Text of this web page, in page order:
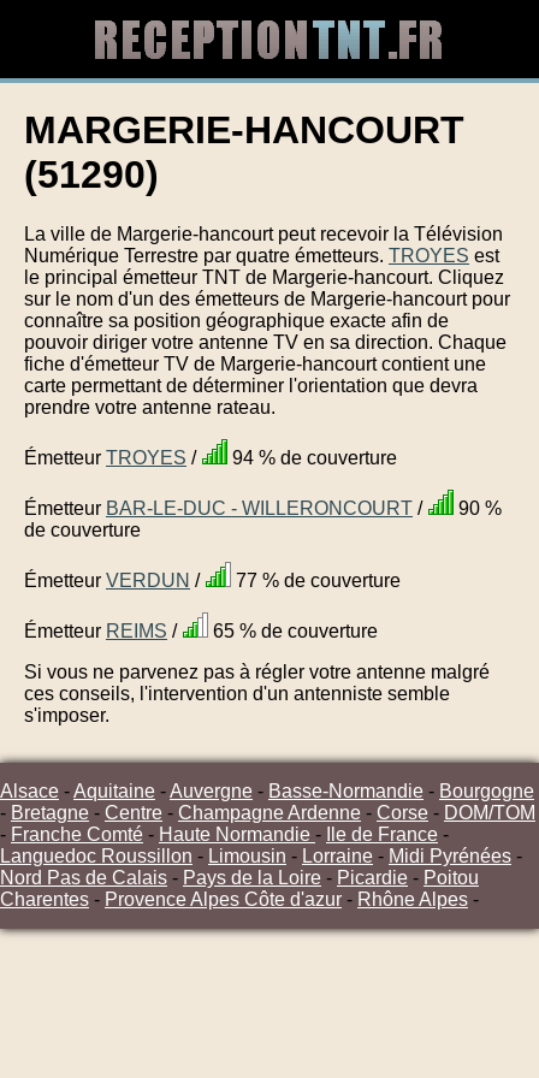
MARGERIE-HANCOURT
(51290)
La ville de Margerie-hancourt peut recevoir la Télévision
Numérique Terrestre par quatre émetteurs. TROYES est
le principal émetteur TNT de Margerie-hancourt. Cliquez
sur le nom d'un des émetteurs de Margerie-hancourt pour
connaître sa position géographique exacte afin de
pouvoir diriger votre antenne TV en sa direction. Chaque
fiche d'émetteur TV de Margerie-hancourt contient une
carte permettant de déterminer l'orientation que devra
prendre votre antenne rateau.
Émetteur TROYES / 94 % de couverture
Émetteur BAR-LE-DUC - WILLERONCOURT /
90 %
de couverture
Émetteur VERDUN / 77 % de couverture
Émetteur REIMS /
65 % de couverture
Si vous ne parvenez pas à régler votre antenne malgré
ces conseils, l'intervention d'un antenniste semble
s'imposer.
Alsace -Aquitaine -Auvergne - Basse-Normandie - Bourgogne
- Bretagne - Centre - Champagne Ardenne - Corse - DOM/TOM
- Franche Comté - Haute Normandie - Ile de France -
Languedoc Roussillon - Limousin - Lorraine - Midi Pyrénées -
Nord Pas de Calais - Pays de la Loire - Picardie - Poitou
Charentes - Provence Alpes Côte d'azur - Rhône Alpes -